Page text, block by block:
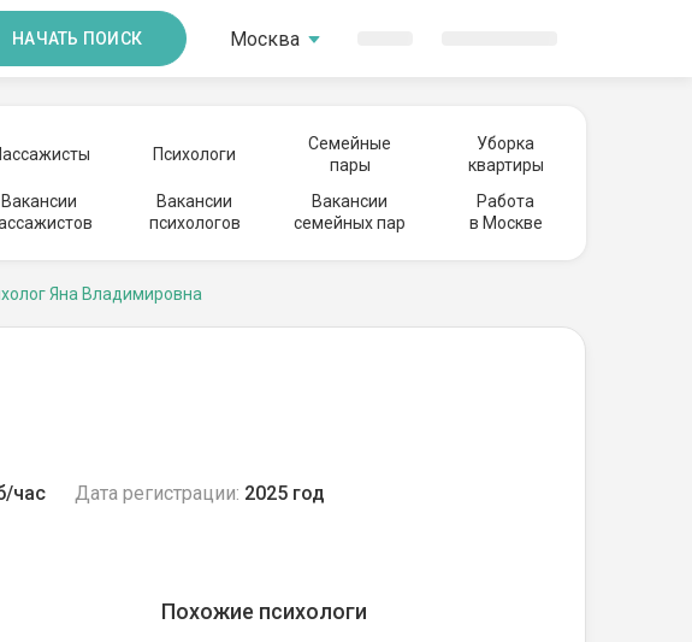
НАЧАТЬ ПОИСК Москва
Психологи
Семейные
пары
Уборка
квартиры
Вакансии
Вакансии
психологов
Вакансии
семейных пар
Работа
в Москве
Яна Владимировна
час Дата регистрации: 2025 год
Похожие психологи